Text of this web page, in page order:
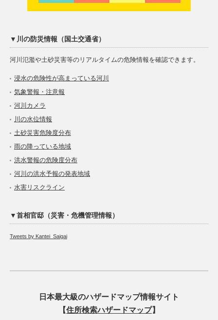
▼川の防災情報（国土交通省）
河川氾濫や土砂災害等のリアルタイムの危険情報を確認できます。
浸水の危険性が高まっている河川
気象警報・注意報
河川カメラ
川の水位情報
土砂災害危険度分布
雨の降っている地域
洪水警報の危険度分布
河川の洪水予報の発表地域
水害リスクライン
▼首相官邸（災害・危機管理情報）
Tweets by Kantei_Saigai
日本最大級のハザードマップ情報サイト
【住所検索ハザードマップ】